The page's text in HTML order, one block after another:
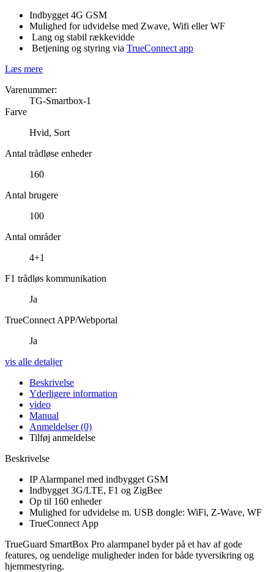
Indbygget 4G GSM
Mulighed for udvidelse med Zwave, Wifi eller WF
Lang og stabil rækkevidde
Betjening og styring via TrueConnect app
Læs mere
Varenummer:
TG-Smartbox-1
Farve
Hvid, Sort
Antal trådløse enheder
160
Antal brugere
100
Antal områder
4+1
F1 trådløs kommunikation
Ja
TrueConnect APP/Webportal
Ja
vis alle detaljer
Beskrivelse
Yderligere information
video
Manual
Anmeldelser (0)
Tilføj anmeldelse
Beskrivelse
IP Alarmpanel med indbygget GSM
Indbygget 3G/LTE, F1 og ZigBee
Op til 160 enheder
Mulighed for udvidelse m. USB dongle: WiFi, Z-Wave, WF
TrueConnect App
TrueGuard SmartBox Pro alarmpanel byder på et hav af gode
features, og uendelige muligheder inden for både tyversikring og
hjemmestyring.